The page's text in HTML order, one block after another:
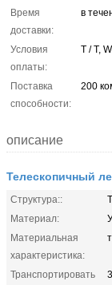
Время
доставки:
в
Условия
оплаты:
T / T,
Поставка
способности:
200
описание
Телескопичный
Структура::
Материал:
Материальная
характеристика:
Транспортировать